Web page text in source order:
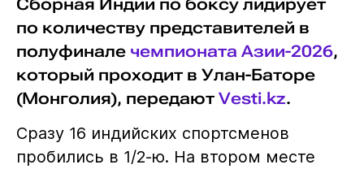
Сборная Индии по боксу лидирует
по количеству представителей в
полуфинале чемпионата Азии-2026,
который проходит в Улан-Баторе
(Монголия), передают Vesti.kz.
Сразу 16 индийских спортсменов
пробились в 1/2-ю. На втором месте